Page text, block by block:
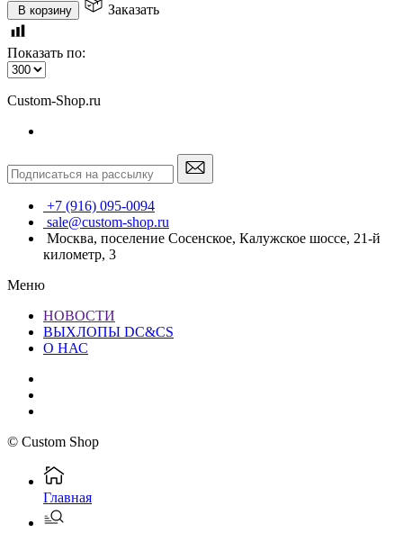
В корзину Заказать
Показать по:
Custom-Shop.ru
+7 (916) 095-0094
sale@custom-shop.ru
Москва, поселение Сосенское, Калужское шоссе, 21-й
километр, 3
Меню
НОВОСТИ
ВЫХЛОПЫ DC&CS
О НАС
© Custom Shop
Главная